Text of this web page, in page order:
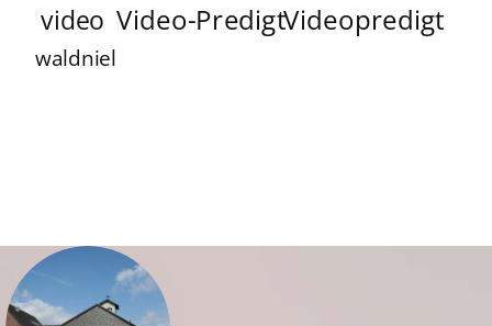
video Video-PredigtVideopredigt
waldniel